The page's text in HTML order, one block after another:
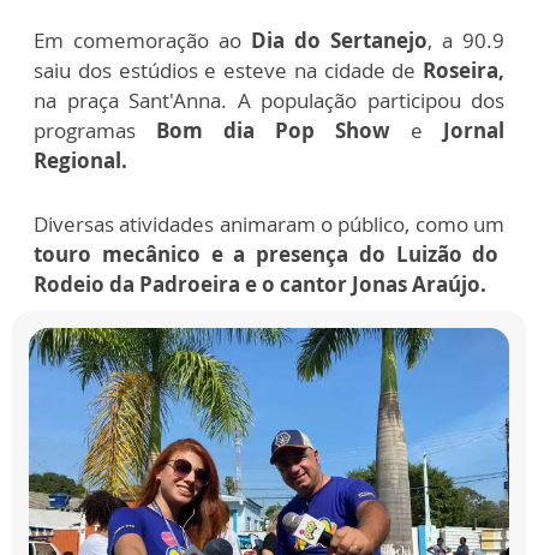
Em comemoração ao Dia do Sertanejo, a 90.9
saiu dos estúdios e esteve na cidade de Roseira,
na praça Sant'Anna. A população participou dos
programas Bom dia Pop Show e Jornal
Regional.
Diversas atividades animaram o público, como um
touro mecânico e a presença do Luizão do
Rodeio da Padroeira e o cantor JonasAraújo.